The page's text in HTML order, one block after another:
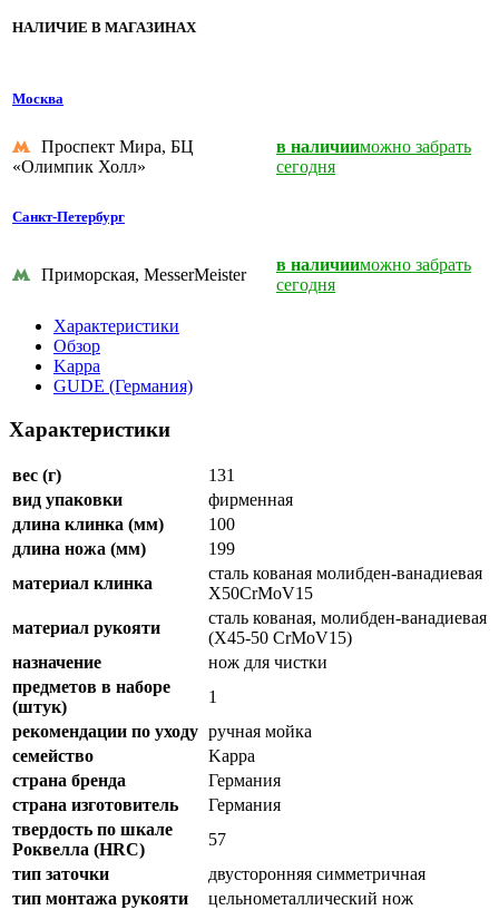
НАЛИЧИЕ В МАГАЗИНАХ
Москва
Проспект Мира, БЦ
«Олимпик Холл»
в наличииможно забрать
сегодня
Санкт-Петербург
Приморская, MesserMeister
в наличииможно забрать
сегодня
Характеристики
Обзор
Kappa
GUDE (Германия)
Характеристики
вес (г)
131
вид упаковки
фирменная
длина клинка (мм)
100
длина ножа (мм)
199
материал клинка
сталь кованая молибден-ванадиевая
X50CrMoV15
материал рукояти
сталь кованая, молибден-ванадиевая
(X45-50 CrMoV15)
назначение
нож для чистки
предметов в наборе
(штук)
1
рекомендации по уходу ручная мойка
семейство
Kappa
страна бренда
Германия
страна изготовитель
Германия
твердость по шкале
Роквелла (HRC)
57
тип заточки
двусторонняя симметричная
тип монтажа рукояти
цельнометаллический нож